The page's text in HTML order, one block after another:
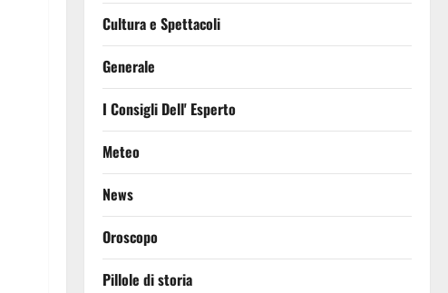
Cultura e Spettacoli
Generale
I Consigli Dell' Esperto
Meteo
News
Oroscopo
Pillole di storia